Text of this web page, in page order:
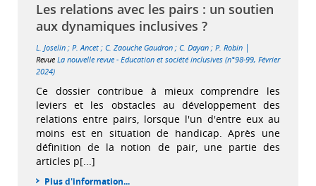
Les relations avec les pairs : un soutien
aux dynamiques inclusives ?
L. Joselin ; P. Ancet ; C. Zaouche Gaudron ; C. Dayan ; P. Robin |
Revue La nouvelle revue - Education et société inclusives (n°98-99, Février
2024)
Ce dossier contribue à mieux comprendre les
leviers et les obstacles au développement des
relations entre pairs, lorsque l'un d'entre eux au
moins est en situation de handicap. Après une
définition de la notion de pair, une partie des
articles p[...]
Plus d'information...